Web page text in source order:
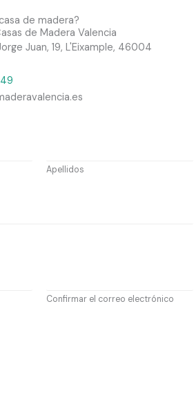
de madera?
de Madera Valencia
Juan, 19, L'Eixample, 46004
Apellidos
Confirmar el correo electrónico